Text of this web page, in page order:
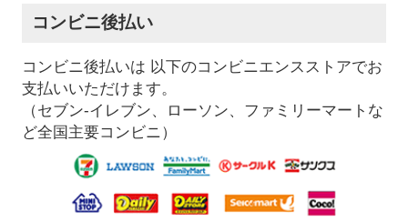
コンビニ後払い
コンビニ後払いは 以下のコンビニエンスストアでお
支払いいただけます。
（セブン-イレブン、ローソン、ファミリーマートな
ど全国主要コンビニ）